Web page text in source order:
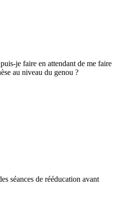
je faire en attendant de me faire
au niveau du genou ?
séances de rééducation avant